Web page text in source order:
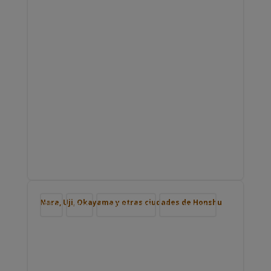
Blog Japón Nuestros viajes Viajar por Asia
Nara, Uji, Okayama y otras ciudades de Honshu